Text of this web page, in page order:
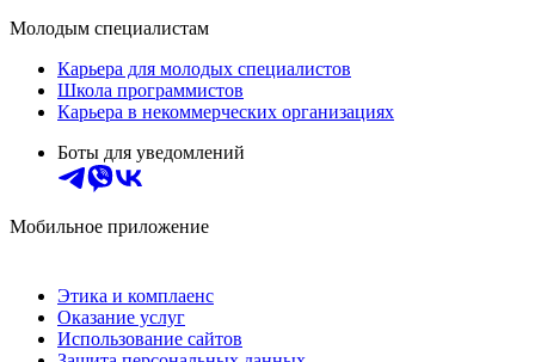
Молодым специалистам
Карьера для молодых специалистов
Школа программистов
Карьера в некоммерческих организациях
Боты для уведомлений
Мобильное приложение
Этика и комплаенс
Оказание услуг
Использование сайтов